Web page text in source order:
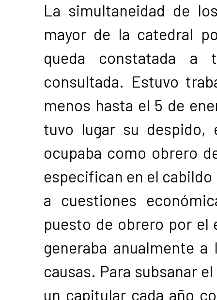
La simultaneidad de
mayor de la catedral
queda constatada a
consultada. Estuvo
menos hasta el 5 de
tuvo lugar su despido,
ocupaba como obrero
especifican en el
a cuestiones
puesto de obrero por el
generaba anualmente
causas. Para subsanar
un capitular cada año